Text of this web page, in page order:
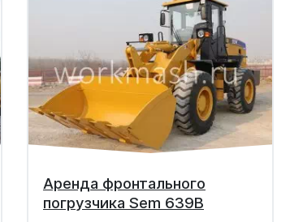
Аренда фронтального
погрузчика Sem 639B